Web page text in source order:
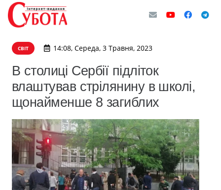
СВІТ 14:08, Середа, 3 Травня, 2023
В столиці Сербії підліток
влаштував стрілянину в школі,
щонайменше 8 загиблих